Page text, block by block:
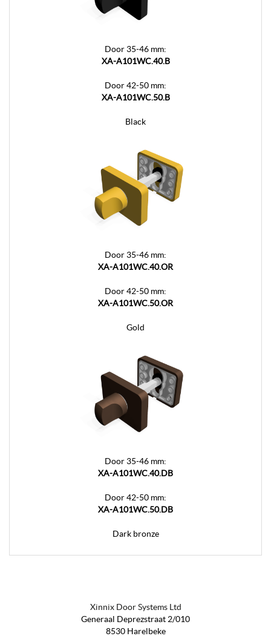
Door 35-46 mm:
XA-A101WC.40.B
Door 42-50 mm:
XA-A101WC.50.B
Black
Door 35-46 mm:
XA-A101WC.40.OR
Door 42-50 mm:
XA-A101WC.50.OR
Gold
Door 35-46 mm:
XA-A101WC.40.DB
Door 42-50 mm:
XA-A101WC.50.DB
Dark bronze
Xinnix Door Systems Ltd
Generaal Deprezstraat 2/010
8530 Harelbeke